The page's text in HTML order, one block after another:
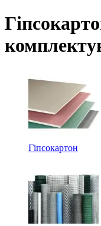
Гіпсокартон